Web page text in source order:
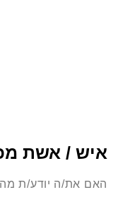
איש / אשת
האם את/ה יודע/ת